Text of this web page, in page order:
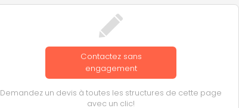
Contactez sans
engagement
Demandez un devis à toutes les structures de cette page
avec un clic!